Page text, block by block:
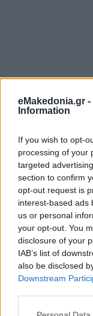
eMakedonia.gr -
Information
If you wish to opt-
processing of your
targeted
section to confirm
opt-out request is
interest-based ads
us or personal
your opt-out. You
disclosure of your
IAB’s list of
also be disclosed
Downstream
Please note that
Διαβάστε